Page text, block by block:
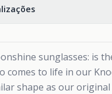
sunglasses: is
comes to life in our
shape as our